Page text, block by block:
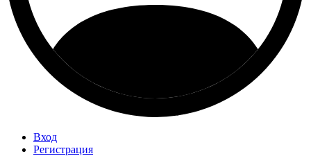
Вход
Регистрация